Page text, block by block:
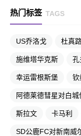
热门标签 TAGS
US乔洛戈 杜真
施维塔华克斯 孔
幸运雷根斯堡 钦
阿德莱德彗星对白
斯拉文 卡马利
SD公鹿FC对新南威